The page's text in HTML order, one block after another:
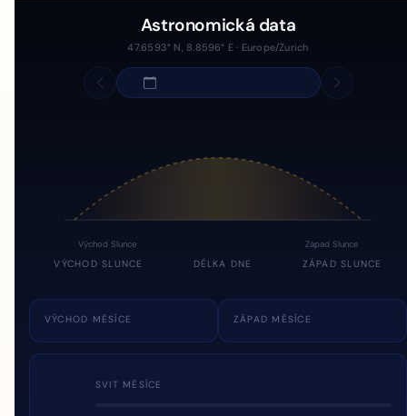
Astronomická data
47.6593° N, 8.8596° E · Europe/Zurich
Východ Slunce Západ Slunce
VÝCHOD SLUNCE DÉLKA DNE ZÁPAD SLUNCE
VÝCHOD MĚSÍCE ZÁPAD MĚSÍCE
SVIT MĚSÍCE